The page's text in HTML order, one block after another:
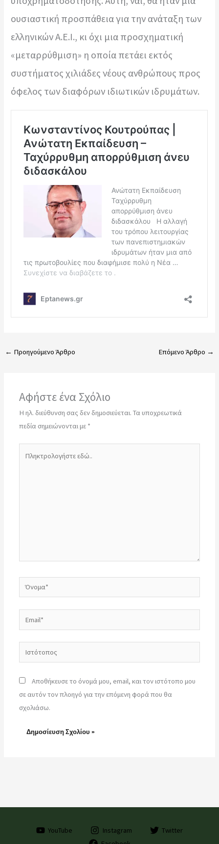
ουσιαστική προσπάθεια για την ανάταξη των
ελληνικών Α.Ε.Ι., κι όχι μια προσχηματική
«μεταρρύθμιση» η οποία πετάει εκτός
συστήματος χιλιάδες νέους ανθρώπους προς
όφελος των διαφόρων ιδιωτικών ιδρυμάτων.
← Προηγούμενο Άρθρο Επόμενο Άρθρο →
Αφήστε ένα Σχόλιο
Η ηλ. διεύθυνση σας δεν δημοσιεύεται. Τα υποχρεωτικά
πεδία σημειώνονται με *
Ιστότοπος
Αποθήκευσε το όνομά μου, email, και τον ιστότοπο μου
σε αυτόν τον πλοηγό για την επόμενη φορά που θα
σχολιάσω.
YouTube Instagram
Twitter